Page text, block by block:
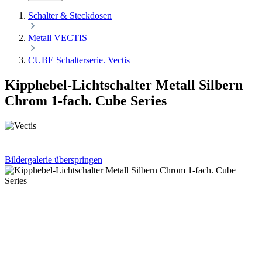
Schalter & Steckdosen
Metall VECTIS
CUBE Schalterserie. Vectis
Kipphebel-Lichtschalter Metall Silbern
Chrom 1-fach. Cube Series
Bildergalerie überspringen